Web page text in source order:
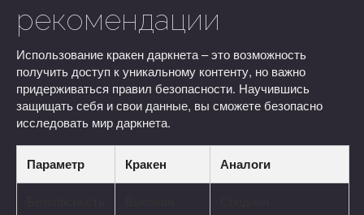
рекомендации
Использование кракен даркнета – это возможность
получить доступ к уникальному контенту, но важно
придерживаться правил безопасности. Научившись
защищать себя и свои данные, вы сможете безопасно
исследовать мир даркнета.
Параметр Кракен Аналоги